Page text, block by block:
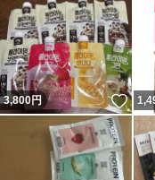
3,800円 い